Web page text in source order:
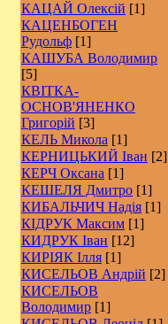
КАЦАЙ Олексій [1]
КАЦЕНБОГЕН
Рудольф [1]
КАШУБА Володимир
[5]
КВІТКА-
ОСНОВ'ЯНЕНКО
Григорій [3]
КЕЛЬ Микола [1]
КЕРНИЦЬКИЙ Іван [2]
КЕРЧ Оксана [1]
КЕШЕЛЯ Дмитро [1]
КИБАЛЬЧИЧ Надія [1]
КІДРУК Максим [1]
КИДРУК Іван [12]
КИРІЯК Ілля [1]
КИСЕЛЬОВ Андрій [2]
КИСЕЛЬОВ
Володимир [1]